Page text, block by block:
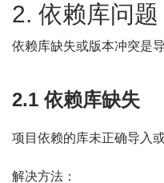
2. 依赖库问题
依赖库缺失或版本冲突是
2.1 依赖库缺失
项目依赖的库未正确导入
解决方法：